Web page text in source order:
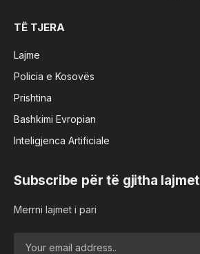
TË TJERA
Lajme
Policia e Kosovës
Prishtina
Bashkimi Evropian
Inteligjenca Artificiale
Subscribe për të gjitha lajmet
Merrni lajmet i pari